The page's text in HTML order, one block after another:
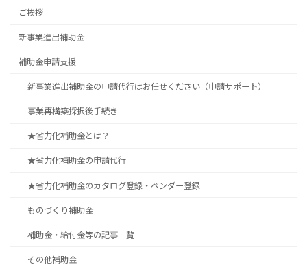
ご挨拶
新事業進出補助金
補助金申請支援
新事業進出補助金の申請代行はお任せください（申請サポート）
事業再構築採択後手続き
★省力化補助金とは？
★省力化補助金の申請代行
★省力化補助金のカタログ登録・ベンダー登録
ものづくり補助金
補助金・給付金等の記事一覧
その他補助金